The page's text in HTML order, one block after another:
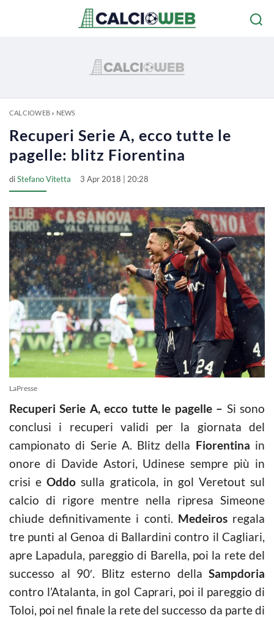
CALCIOWEB» NEWS
Recuperi Serie A, ecco tutte le
pagelle: blitz Fiorentina
diStefano Vitetta 3 Apr 2018 | 20:28
LaPresse
Recuperi Serie A, ecco tutte le pagelle – Si sono
conclusi i recuperi validi per la giornata del
campionato di Serie A. Blitz della Fiorentina in
onore di Davide Astori, Udinese sempre più in
crisi eOddo sulla graticola, in gol Veretout sul
calcio di rigore mentre nella ripresa Simeone
chiude definitivamente i conti. Medeirosregala
tre punti al Genoa di Ballardini contro il Cagliari,
apre Lapadula, pareggio di Barella, poi la rete del
successo al 90′. Blitz esterno della Sampdoria
contro l’Atalanta, in gol Caprari, poi il pareggio di
Toloi, poi nel finale la rete del successo da parte di